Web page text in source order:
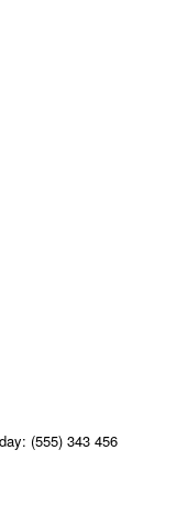
(555) 343 456